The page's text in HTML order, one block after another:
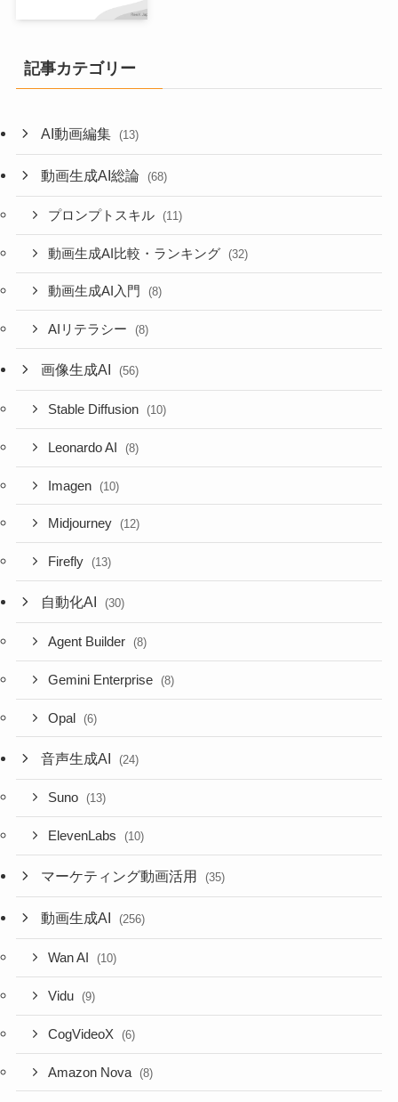
記事カテゴリー
AI動画編集 (13)
動画生成AI総論 (68)
プロンプトスキル (11)
動画生成AI比較・ランキング (32)
動画生成AI入門 (8)
AIリテラシー (8)
画像生成AI (56)
Stable Diffusion (10)
Leonardo AI (8)
Imagen (10)
Midjourney (12)
Firefly (13)
自動化AI (30)
Agent Builder (8)
Gemini Enterprise (8)
Opal (6)
音声生成AI (24)
Suno (13)
ElevenLabs (10)
マーケティング動画活用 (35)
動画生成AI (256)
Wan AI (10)
Vidu (9)
CogVideoX (6)
Amazon Nova (8)